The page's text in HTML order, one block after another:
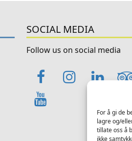
For å gi de
lagre og/
tillate oss å
ikke
SOCIAL MEDIA
Follow us on social media
Facebook